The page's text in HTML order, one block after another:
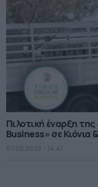
Πιλοτική έναρξη
Business» σε Κιόνια
07.08.2026 - 14.41